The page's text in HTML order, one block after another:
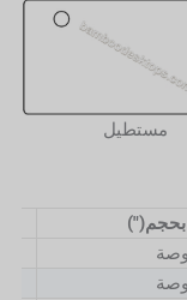
مستطيل
بحجم(")